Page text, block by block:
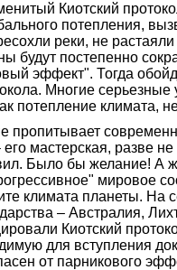
Киотский
потепления,
реки, не
будут постепенно
эффект". Тогда
Многие серьезные
потепление климата,
пропитывает
мастерская, разве не
Было бы желание! А
мировое
климата планеты. На
– Австралия,
Киотский
для вступления
от парникового